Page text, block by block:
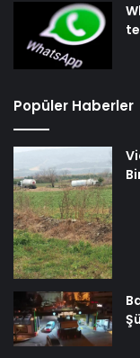
Popüler Haberler